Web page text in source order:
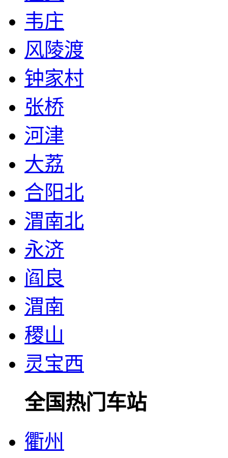
韦庄
风陵渡
钟家村
张桥
河津
大荔
合阳北
渭南北
永济
阎良
渭南
稷山
灵宝西
全国热门车站
衢州